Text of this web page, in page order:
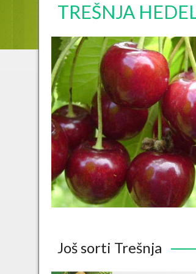
TREŠNJA
Još sorti Trešnja